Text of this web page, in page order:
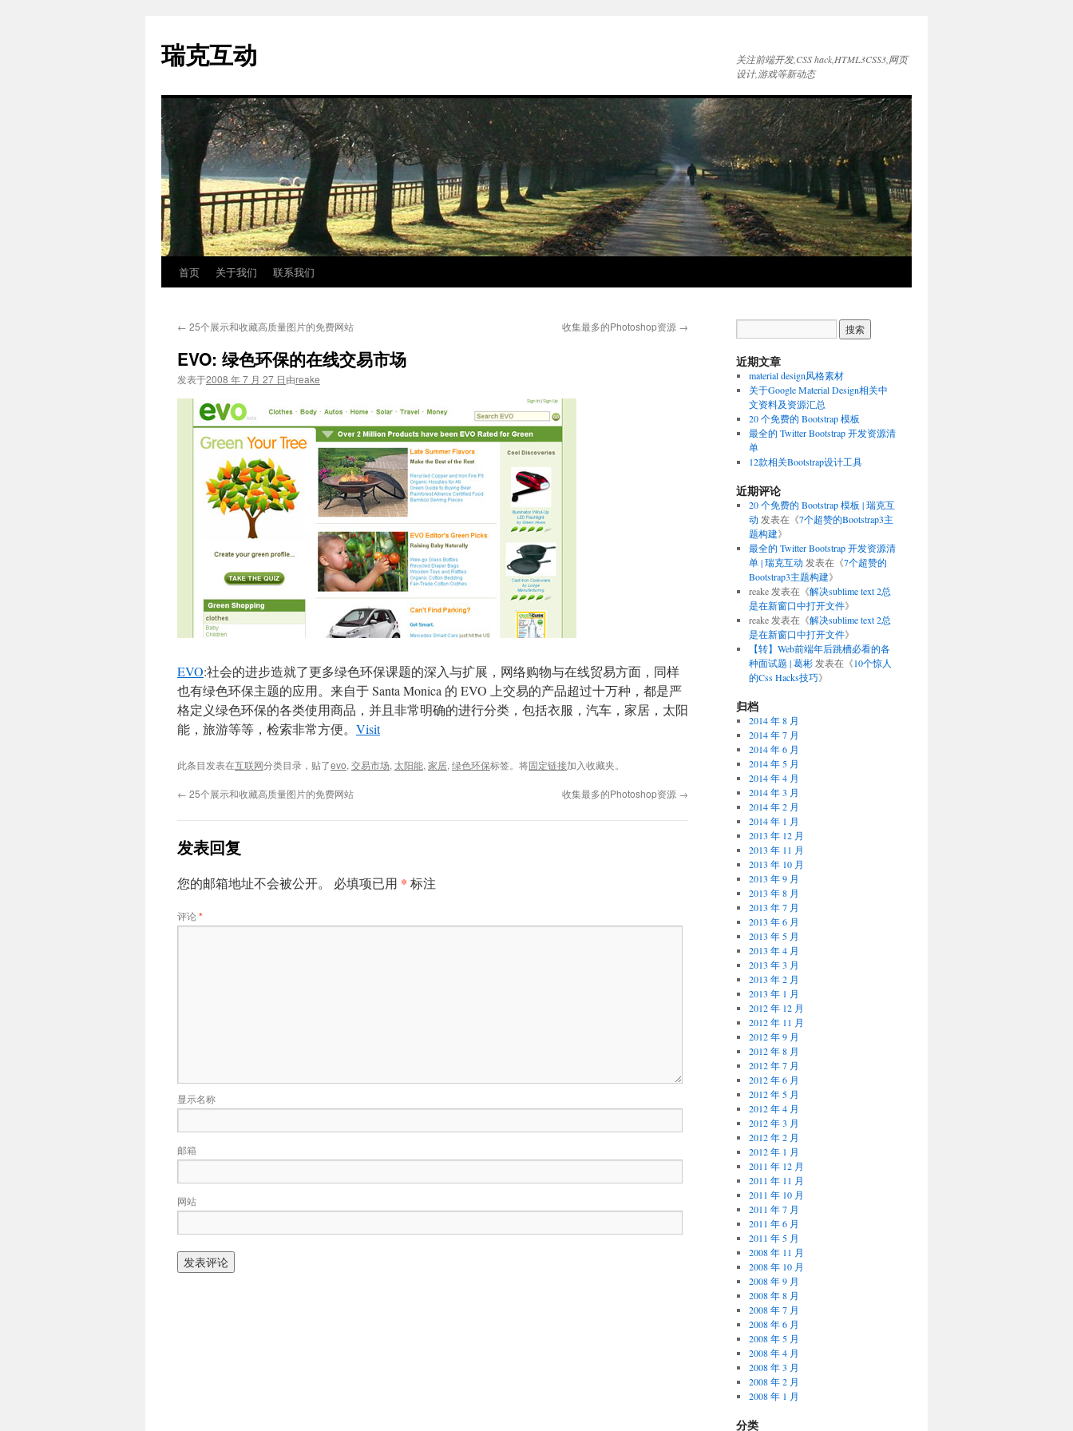
瑞克互动
关注前端开发,CSS hack,HTML3CSS3,网页
设计,游戏等新动态
首页 关于我们 联系我们
← 25个展示和收藏高质量图片的免费网站 收集最多的Photoshop资源 →
EVO: 绿色环保的在线交易市场
发表于2008 年 7 月 27 日由reake
EVO:社会的进步造就了更多绿色环保课题的深入与扩展，网络购物与在线贸易方面，同样
也有绿色环保主题的应用。来自于 Santa Monica 的 EVO 上交易的产品超过十万种，都是严
格定义绿色环保的各类使用商品，并且非常明确的进行分类，包括衣服，汽车，家居，太阳
能，旅游等等，检索非常方便。 Visit
此条目发表在互联网分类目录，贴了evo, 交易市场, 太阳能, 家居, 绿色环保标签。将固定链接加入收藏夹。
← 25个展示和收藏高质量图片的免费网站 收集最多的Photoshop资源 →
发表回复
您的邮箱地址不会被公开。 必填项已用 * 标注
评论*
显示名称
邮箱
网站
近期文章
material design风格素材
关于Google Material Design相关中
文资料及资源汇总
20 个免费的 Bootstrap 模板
最全的 Twitter Bootstrap 开发资源清
单
12款相关Bootstrap设计工具
近期评论
20 个免费的 Bootstrap 模板 | 瑞克互
动 发表在《7个超赞的Bootstrap3主
题构建》
最全的 Twitter Bootstrap 开发资源清
单 | 瑞克互动 发表在《7个超赞的
Bootstrap3主题构建》
reake发表在《解决sublime text 2总
是在新窗口中打开文件》
reake发表在《解决sublime text 2总
是在新窗口中打开文件》
【转】Web前端年后跳槽必看的各
种面试题 | 葛彬发表在《10个惊人
的Css Hacks技巧》
归档
2014 年 8 月
2014 年 7 月
2014 年 6 月
2014 年 5 月
2014 年 4 月
2014 年 3 月
2014 年 2 月
2014 年 1 月
2013 年 12 月
2013 年 11 月
2013 年 10 月
2013 年 9 月
2013 年 8 月
2013 年 7 月
2013 年 6 月
2013 年 5 月
2013 年 4 月
2013 年 3 月
2013 年 2 月
2013 年 1 月
2012 年 12 月
2012 年 11 月
2012 年 9 月
2012 年 8 月
2012 年 7 月
2012 年 6 月
2012 年 5 月
2012 年 4 月
2012 年 3 月
2012 年 2 月
2012 年 1 月
2011 年 12 月
2011 年 11 月
2011 年 10 月
2011 年 7 月
2011 年 6 月
2011 年 5 月
2008 年 11 月
2008 年 10 月
2008 年 9 月
2008 年 8 月
2008 年 7 月
2008 年 6 月
2008 年 5 月
2008 年 4 月
2008 年 3 月
2008 年 2 月
2008 年 1 月
分类